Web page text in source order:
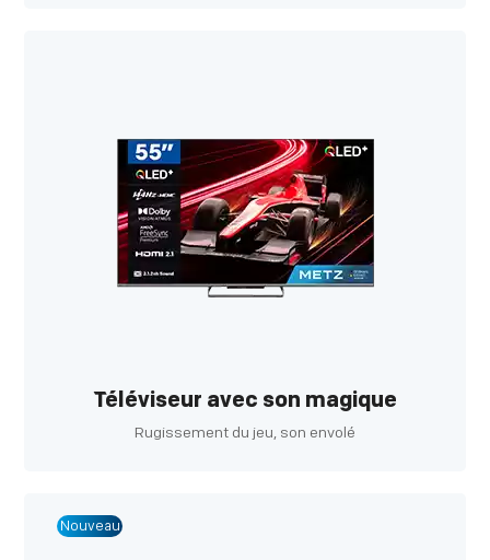
Téléviseur avec son magique
Rugissement du jeu, son envolé
Nouveau